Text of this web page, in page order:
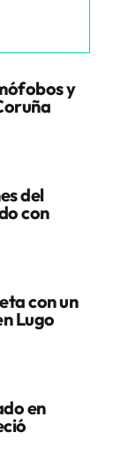
y
del
con
con un
Lugo
en